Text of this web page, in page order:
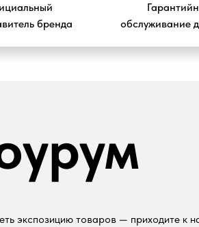
бренда
обслуживание
экспозицию товаров — приходите к